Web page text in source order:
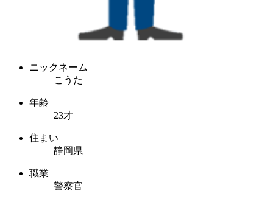
ニックネーム
こうた
年齢
23才
住まい
静岡県
職業
警察官